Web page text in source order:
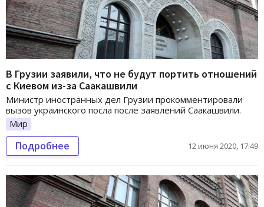
В Грузии заявили, что не будут портить отношений
с Киевом из-за Саакашвили
Министр иностранных дел Грузии прокомментировали
вызов украинского посла после заявлений Саакашвили.
Мир
Подробнее 12 июня 2020, 17:49